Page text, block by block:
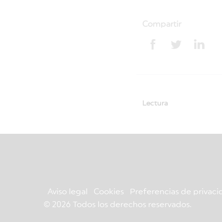
Compartir
Lectura
Aviso legal Cookies
Preferencias de
© 2026 Todos los derechos reservados.